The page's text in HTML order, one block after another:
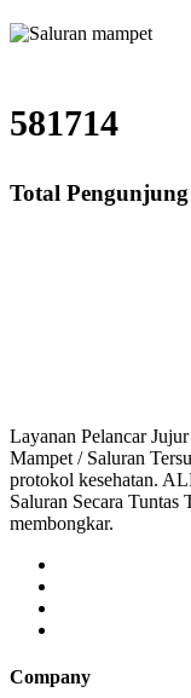
581714
Total Pengunjung
Layanan Pelancar
Mampet / Saluran
protokol kesehatan.
Saluran Secara Tuntas
membongkar.
Company